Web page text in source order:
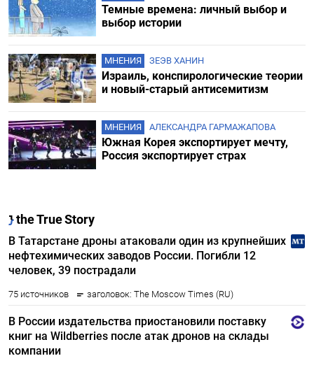
Темные времена: личный выбор и
выбор истории
МНЕНИЯ ЗЕЭВ ХАНИН
Израиль, конспирологические теории
и новый-старый антисемитизм
МНЕНИЯ АЛЕКСАНДРА ГАРМАЖАПОВА
Южная Корея экспортирует мечту,
Россия экспортирует страх